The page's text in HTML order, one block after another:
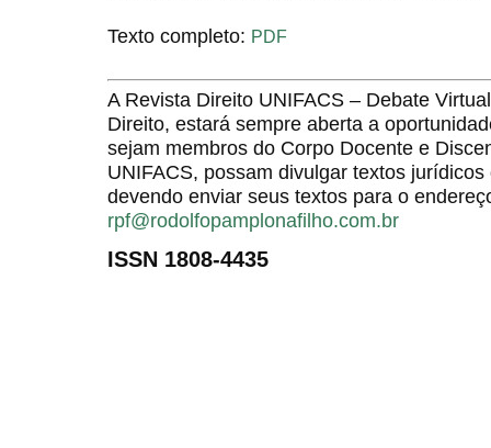
Texto completo: PDF
A Revista Direito UNIFACS – Debate
Direito, estará sempre aberta a
sejam membros do Corpo Docente e
UNIFACS, possam divulgar textos
devendo enviar seus textos para o
rpf@rodolfopamplonafilho.com.br
ISSN 1808-4435